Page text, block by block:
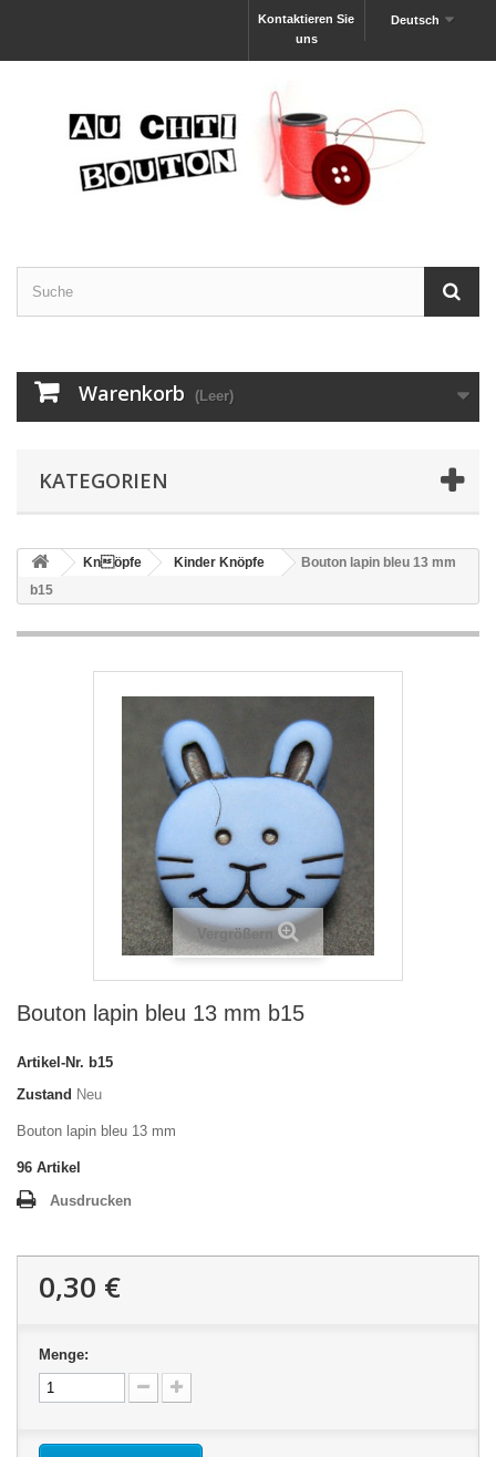
Deutsch
Kontaktieren Sie
uns
Warenkorb (Leer)
KATEGORIEN
Knöpfe Kinder Knöpfe
Bouton lapin bleu 13 mm
b15
Vergrößern
Bouton lapin bleu 13 mm b15
Artikel-Nr. b15
Zustand Neu
Bouton lapin bleu 13 mm
96 Artikel
Ausdrucken
0,30 €
Menge: